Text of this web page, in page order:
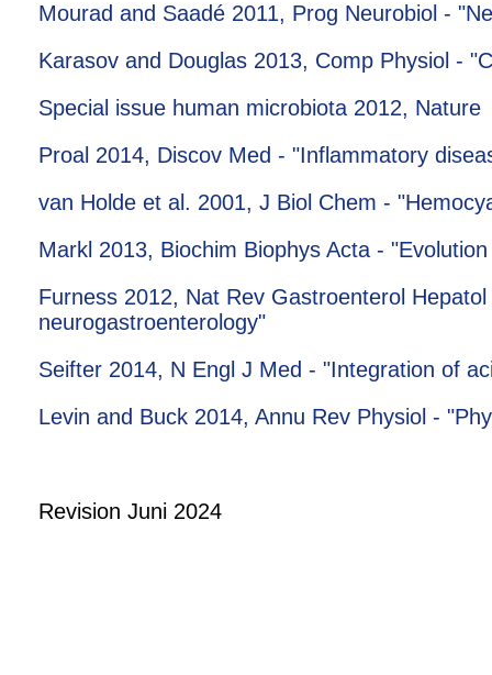
Mourad and Saadé 2011, Prog Neurobiol -
Karasov and Douglas 2013, Comp Physiol -
Special issue human microbiota 2012, Nature
Proal 2014, Discov Med - "Inflammatory
van Holde et al. 2001, J Biol Chem -
Markl 2013, Biochim Biophys Acta -
Furness 2012, Nat Rev Gastroenterol
neurogastroenterology"
Seifter 2014, N Engl J Med - "Integration of
Levin and Buck 2014, Annu Rev Physiol -
Revision Juni 2024